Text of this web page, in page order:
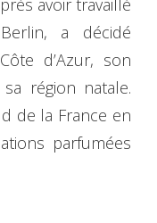
avoir travaillé
a décidé
d’Azur, son
région natale.
de la France en
parfumées